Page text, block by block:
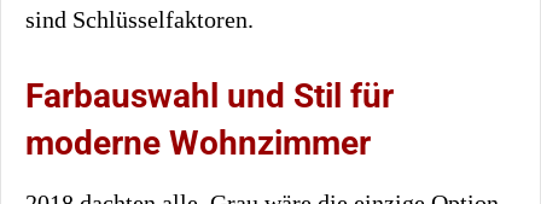
sind Schlüsselfaktoren.
Farbauswahl und Stil für
moderne Wohnzimmer